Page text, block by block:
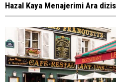
Hazal Kaya Menajerimi Ara